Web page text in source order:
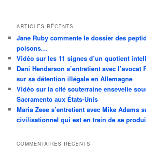
ARTICLES RÉCENTS
Jane Ruby commente le dossier des
poisons…
Vidéo sur les 11 signes d’un quotient
Dani Henderson s’entretient avec l’avocat
sur sa détention illégale en Allemagne
Vidéo sur la cité souterraine ensevelie
Sacramento aux États-Unis
Maria Zeee s’entretient avec Mike Adams
civilisationnel qui est en train de se
COMMENTAIRES RÉCENTS